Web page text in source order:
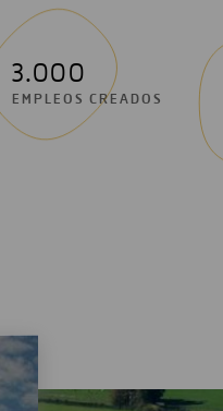
3.000
EMPLEOS CREADOS